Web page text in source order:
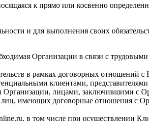
к прямо или косвенно
и для выполнения своих
Организации в связи с
в рамках договорных отношений
клиентами,
лицами, заключившими с
имеющих договорные отношения с
.ru, в том числе при осуществлении